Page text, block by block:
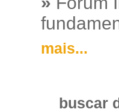
mais...
buscar